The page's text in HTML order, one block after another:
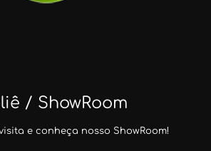
/ ShowRoom
e conheça nosso ShowRoom!